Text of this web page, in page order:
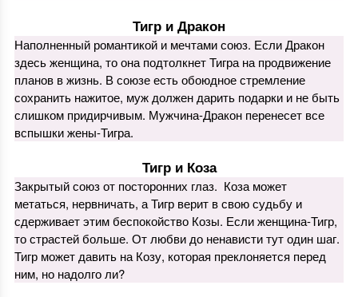
Тигр и Дракон
Наполненный романтикой и мечтами союз. Если Дракон
здесь женщина, то она подтолкнет Тигра на продвижение
планов в жизнь. В союзе есть обоюдное стремление
сохранить нажитое, муж должен дарить подарки и не быть
слишком придирчивым. Мужчина-Дракон перенесет все
вспышки жены-Тигра.
Тигр и Коза
Закрытый союз от посторонних глаз. Коза может
метаться, нервничать, а Тигр верит в свою судьбу и
сдерживает этим беспокойство Козы. Если женщина-Тигр,
то страстей больше. От любви до ненависти тут один шаг.
Тигр может давить на Козу, которая преклоняется перед
ним, но надолго ли?